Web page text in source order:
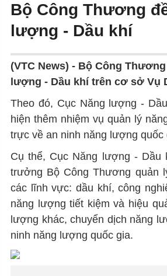
Bộ Công Thương
lượng - Dầu khí
(VTC News) - Bộ Công
lượng - Dầu khí trên cơ sở Vụ
Theo đó, Cục Năng lượng -
hiện thêm nhiệm vụ quản lý
trực về an ninh năng lượng quốc
Cụ thể, Cục Năng lượng -
trưởng Bộ Công Thương quản
các lĩnh vực: dầu khí, công
năng lượng tiết kiệm và hiệu
lượng khác, chuyển dịch năng
ninh năng lượng quốc gia.